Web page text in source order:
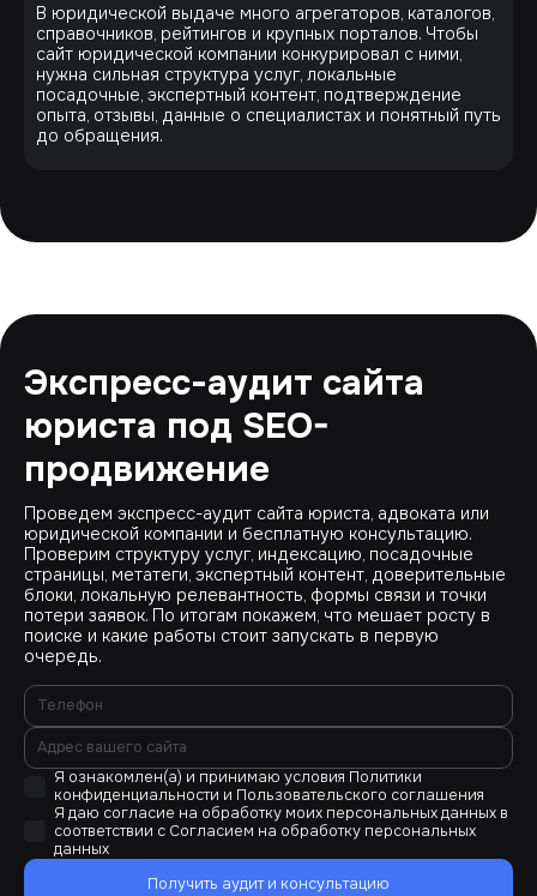
В юридической выдаче много агрегаторов, каталогов,
справочников, рейтингов и крупных порталов. Чтобы
сайт юридической компании конкурировал с ними,
нужна сильная структура услуг, локальные
посадочные, экспертный контент, подтверждение
опыта, отзывы, данные о специалистах и понятный путь
до обращения.
Экспресс-аудит сайта
юриста под SEO-
продвижение
Проведем экспресс-аудит сайта юриста, адвоката или
юридической компании и бесплатную консультацию.
Проверим структуру услуг, индексацию, посадочные
страницы, метатеги, экспертный контент, доверительные
блоки, локальную релевантность, формы связи и точки
потери заявок. По итогам покажем, что мешает росту в
поиске и какие работы стоит запускать в первую
очередь.
Я ознакомлен(а) и принимаю условия Политики
конфиденциальности и Пользовательского соглашения
Я даю согласие на обработку моих персональных данных в
соответствии с Согласием на обработку персональных
данных
Получить аудит и консультацию